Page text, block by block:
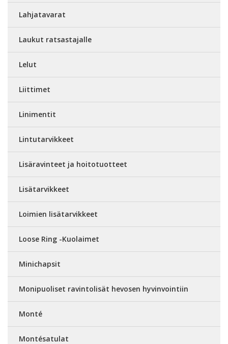
Lahjatavarat
Laukut ratsastajalle
Lelut
Liittimet
Linimentit
Lintutarvikkeet
Lisäravinteet ja hoitotuotteet
Lisätarvikkeet
Loimien lisätarvikkeet
Loose Ring -Kuolaimet
Minichapsit
Monipuoliset ravintolisät hevosen hyvinvointiin
Monté
Montésatulat